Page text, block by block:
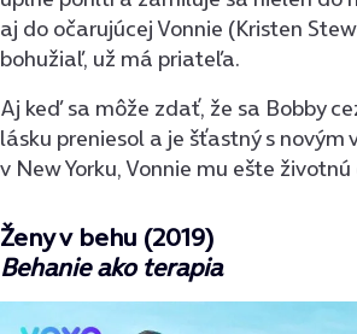
aj do očarujúcej Vonnie (Kristen
bohužiaľ, už má priateľa.
Aj keď sa môže zdať, že sa Bobby
lásku preniesol a je šťastný s novým
v New Yorku, Vonnie mu ešte
Ženy v behu (2019)
Behanie ako terapia